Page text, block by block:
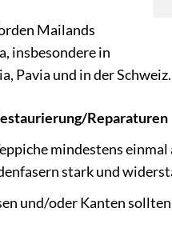
Mailands
insbesondere in
Pavia und in der Schweiz.
Reparaturen
mindestens
stark und
und/oder Kanten